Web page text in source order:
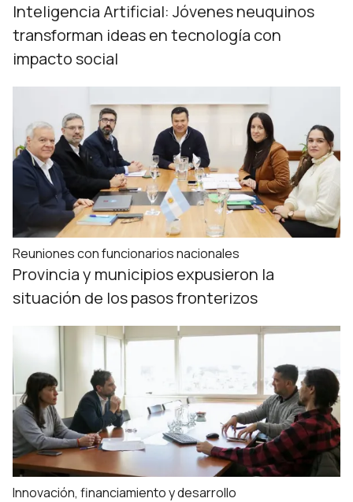
Inteligencia Artificial: Jóvenes neuquinos
transforman ideas en tecnología con
impacto social
Reuniones con funcionarios nacionales
Provincia y municipios expusieron la
situación de los pasos fronterizos
Innovación, financiamiento y desarrollo